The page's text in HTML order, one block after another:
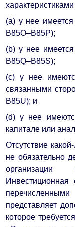
(a) у нее
B85O–B85P);
(b) у нее
B85Q–B85S);
(c) у нее
связанными
B85U); и
(d) у нее
капитале или
Отсутствие
не обязательно
организации
представляет
которое